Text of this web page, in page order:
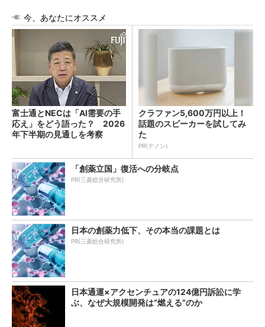
今、あなたにオススメ
富士通とNECは「AI需要の手
応え」をどう語った？ 2026
年下半期の見通しを考察
クラファン5,600万円以上！
話題のスピーカーを試してみ
た
PR(デノン)
「創薬立国」復活への分岐点
PR(三菱総合研究所)
日本の創薬力低下、その本当の課題とは
PR(三菱総合研究所)
日本通運×アクセンチュアの124億円訴訟に学
ぶ、なぜ大規模開発は“燃える”のか